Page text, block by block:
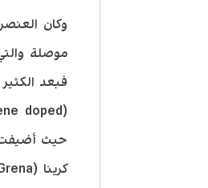
وكان
موصلة
فبعد
حيث أضيفت